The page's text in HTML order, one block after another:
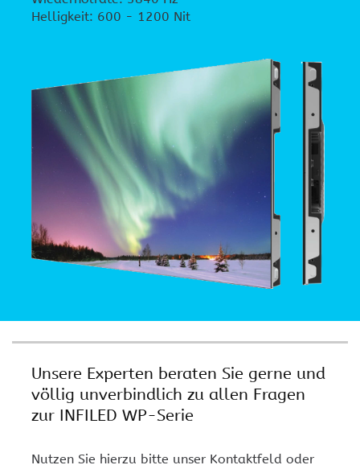
Helligkeit: 600 - 1200 Nit
Unsere Experten beraten Sie gerne und
völlig unverbindlich zu allen Fragen
zur INFILED WP-Serie
Nutzen Sie hierzu bitte unser Kontaktfeld oder